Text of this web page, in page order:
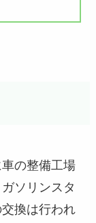
の整備工場
ソリンスタ
換は行われ